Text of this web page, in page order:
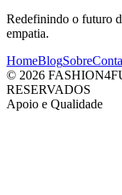
Redefinindo o futuro
empatia.
HomeBlogSobre
© 2026
RESERVADOS
Apoio e Qualidade